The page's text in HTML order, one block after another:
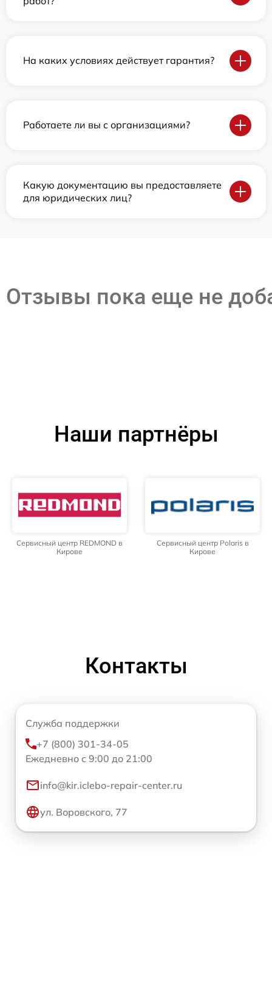
На каких условиях действует гарантия?
Работаете ли вы с организациями?
Какую документацию вы предоставляете
для юридических лиц?
Отзывы пока еще не
Наши партнёры
Сервисный центр REDMOND в
Кирове
Сервисный центр Polaris в
Кирове
Контакты
Служба поддержки
+7 (800) 301-34-05
Ежедневно с 9:00 до 21:00
info@kir.iclebo-repair-center.ru
ул. Воровского, 77